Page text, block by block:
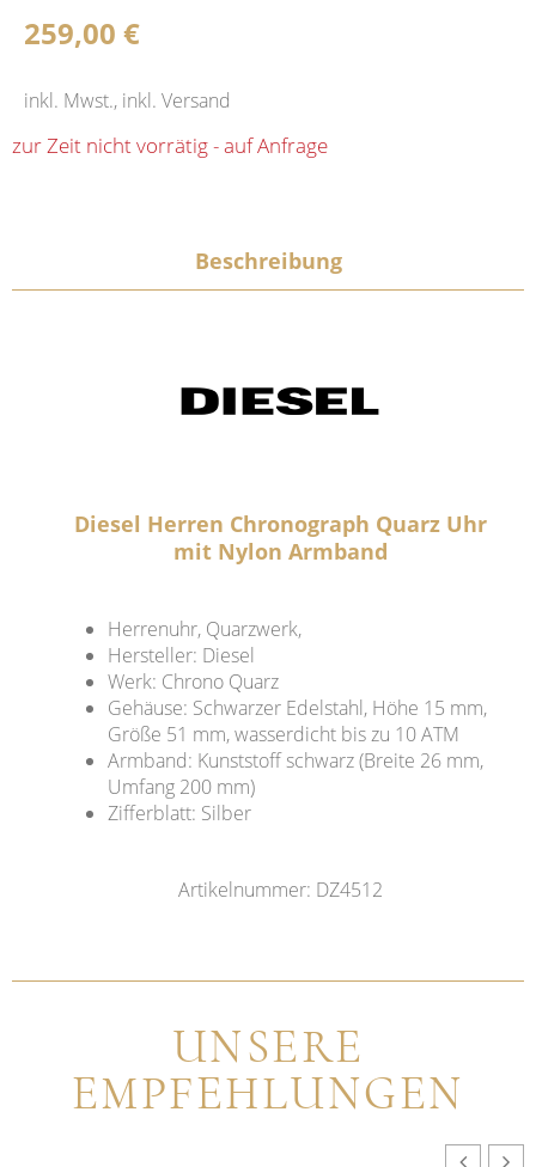
259,00 €
inkl. Mwst., inkl. Versand
zur Zeit nicht vorrätig - auf Anfrage
Beschreibung
Diesel Herren Chronograph Quarz Uhr
mit Nylon Armband
Herrenuhr, Quarzwerk,
Hersteller: Diesel
Werk: Chrono Quarz
Gehäuse: Schwarzer Edelstahl, Höhe 15 mm,
Größe 51 mm, wasserdicht bis zu 10 ATM
Armband: Kunststoff schwarz (Breite 26 mm,
Umfang 200 mm)
Zifferblatt: Silber
Artikelnummer: DZ4512
UNSERE
EMPFEHLUNGEN